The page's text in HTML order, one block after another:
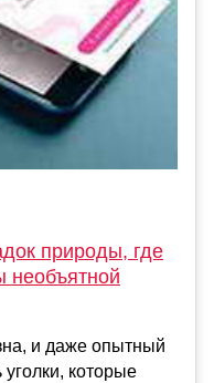
природы, где
необъятной
и даже опытный
которые